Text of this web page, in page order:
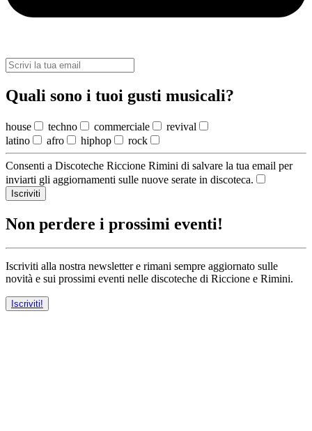
Quali sono i tuoi gusti musicali?
house techno commerciale
revival
latino
afro hiphop rock
Consenti a Discoteche Riccione Rimini di salvare la tua email per
inviarti gli aggiornamenti sulle nuove serate in discoteca.
Iscriviti
Non perdere i prossimi eventi!
Iscriviti alla nostra newsletter e rimani sempre aggiornato sulle
novità e sui prossimi eventi nelle discoteche di Riccione e Rimini.
Iscriviti!